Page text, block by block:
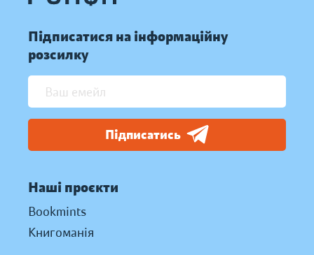
Підписатися на інформаційну
розсилку
Підписатись
Наші проєкти
Bookmints
Книгоманія